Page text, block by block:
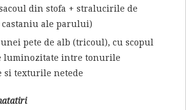
din stofa + stralucirile de
castaniu ale parului)
pete de alb (tricoul), cu scopul
luminozitate intre tonurile
si texturile netede